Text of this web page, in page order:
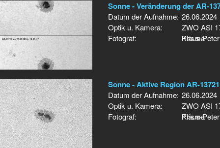
Sonne - Veränderung der AR-
Datum der Aufnahme: 26.06.2024
Optik u. Kamera:
ZWO ASI
Prisma
Fotograf: Klaus-
Sonne - Aktive Region AR-
Datum der Aufnahme: 26.06.2024
Optik u. Kamera:
ZWO ASI
Prisma
Fotograf: Klaus-